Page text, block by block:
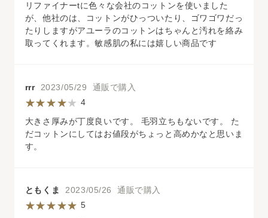
リファイナーtに色々な会社のコットンを使いました
が、他社のは、コットンがひっついたり、ゴワゴワだっ
たりしますがアユーラのコットンはちゃんと汚れを絡み
取ってくれます。敏感肌の私には嬉しい商品です
rrr 2023/05/29 通販で購入
4
大きさ厚みが丁度良いです。 毛羽立ちもないです。 た
だコットンにしてはお値段がちょっと高めかなと思いま
す。
ともくま2023/05/26 通販で購入
5